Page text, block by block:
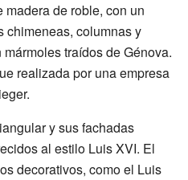
de roble, con un
chimeneas, columnas y
traídos de Génova.
realizada por una empresa
y sus fachadas
al estilo Luis XVI. El
decorativos, como el Luis